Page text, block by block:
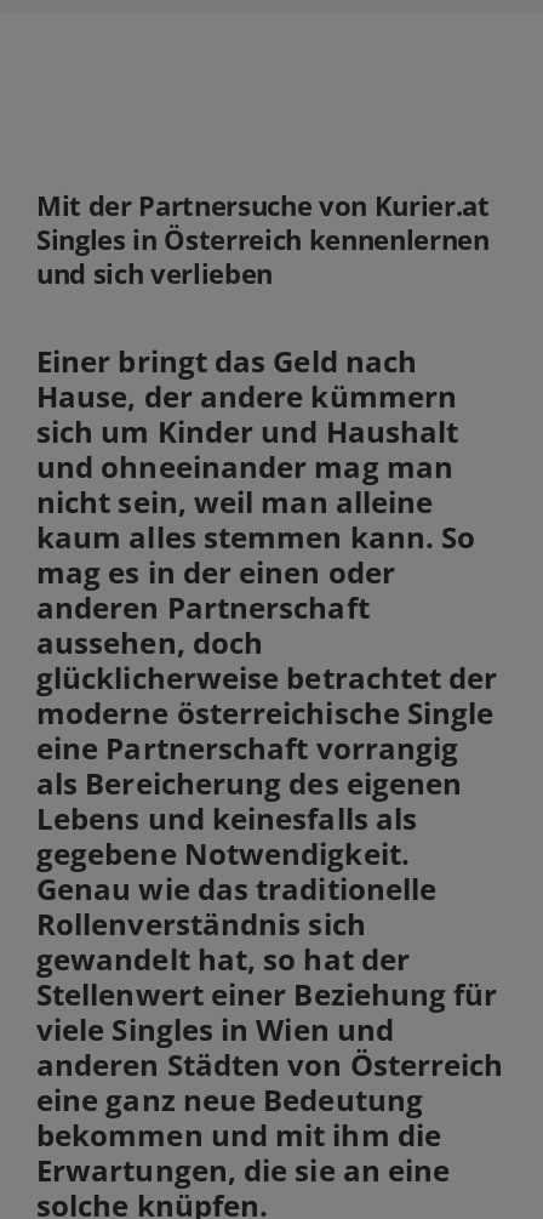
Mit der Partnersuche von Kurier.at
Singles in Österreich kennenlernen
und sich verlieben
Einer bringt das Geld nach
Hause, der andere kümmern
sich um Kinder und Haushalt
und ohneeinander mag man
nicht sein, weil man alleine
kaum alles stemmen kann. So
mag es in der einen oder
anderen Partnerschaft
aussehen, doch
glücklicherweise betrachtet der
moderne österreichische Single
eine Partnerschaft vorrangig
als Bereicherung des eigenen
Lebens und keinesfalls als
gegebene Notwendigkeit.
Genau wie das traditionelle
Rollenverständnis sich
gewandelt hat, so hat der
Stellenwert einer Beziehung für
viele Singles in Wien und
anderen Städten von Österreich
eine ganz neue Bedeutung
bekommen und mit ihm die
Erwartungen, die sie an eine
solche knüpfen.